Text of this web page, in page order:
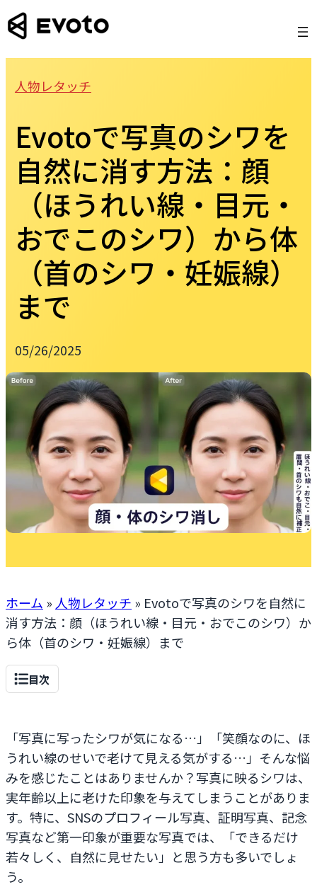
Skip
to
content
人物レタッチ
Evotoで写真のシワを
自然に消す方法：顔
（ほうれい線・目元・
おでこのシワ）から体
（首のシワ・妊娠線）
まで
05/26/2025
ホーム » 人物レタッチ » Evotoで写真のシワを自然に
消す方法：顔（ほうれい線・目元・おでこのシワ）か
ら体（首のシワ・妊娠線）まで
目次
「写真に写ったシワが気になる…」「笑顔なのに、ほ
うれい線のせいで老けて見える気がする…」そんな悩
みを感じたことはありませんか？写真に映るシワは、
実年齢以上に老けた印象を与えてしまうことがありま
す。特に、SNSのプロフィール写真、証明写真、記念
写真など第一印象が重要な写真では、「できるだけ
若々しく、自然に見せたい」と思う方も多いでしょ
う。